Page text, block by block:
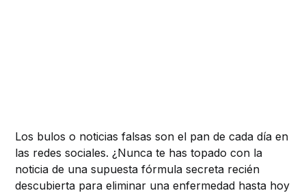
Los bulos o noticias falsas son el pan de cada día en
las redes sociales. ¿Nunca te has topado con la
noticia de una supuesta fórmula secreta recién
descubierta para eliminar una enfermedad hasta hoy